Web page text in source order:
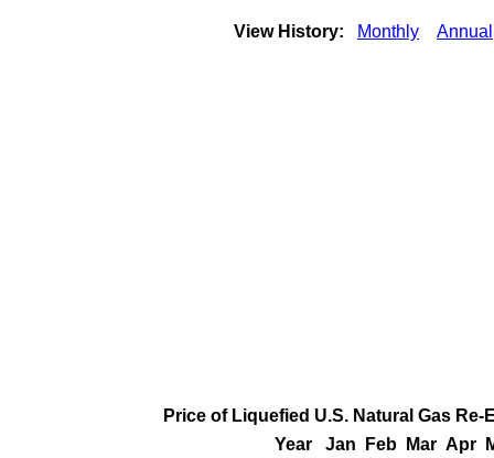
View History: Monthly Annual
Price of Liquefied U.S. Natural Gas
Year
Jan Feb Mar Apr